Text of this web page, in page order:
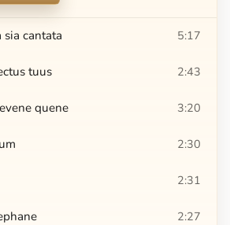
cantata 5:17
tuus 2:43
quene 3:20
2:30
2:31
2:27